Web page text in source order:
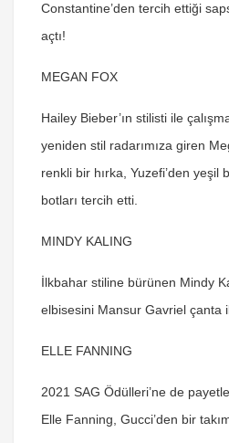
Constantine’den tercih ettiği
açtı!
MEGAN FOX
Hailey Bieber’ın stilisti ile
yeniden stil radarımıza giren
renkli bir hırka, Yuzefi’den yeşil
botları tercih etti.
MINDY KALING
İlkbahar stiline bürünen Mindy
elbisesini Mansur Gavriel çanta
ELLE FANNING
2021 SAG Ödülleri’ne de
Elle Fanning, Gucci’den bir